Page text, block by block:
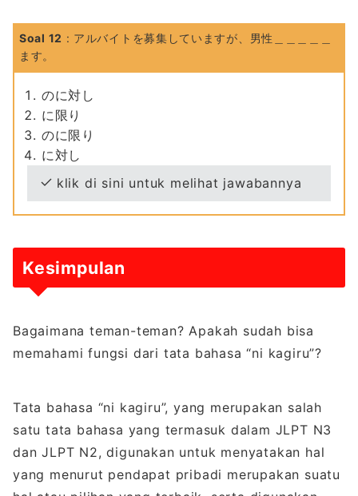
Soal 12 : アルバイトを募集していますが、男性＿＿＿＿＿
ます。
のに対し
に限り
のに限り
に対し
klik di sini untuk melihat jawabannya
Kesimpulan
Bagaimana teman-teman? Apakah sudah bisa
memahami fungsi dari tata bahasa “ni kagiru”?
Tata bahasa “ni kagiru”, yang merupakan salah
satu tata bahasa yang termasuk dalam JLPT N3
dan JLPT N2, digunakan untuk menyatakan hal
yang menurut pendapat pribadi merupakan suatu